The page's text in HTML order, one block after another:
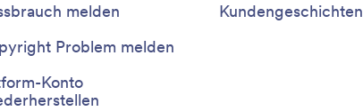
melden
Problem melden
Konto
Kundengeschichten